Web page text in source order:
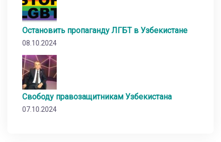
Остановить пропаганду ЛГБТ в Узбекистане
08.10.2024
Свободу правозащитникам Узбекистана
07.10.2024